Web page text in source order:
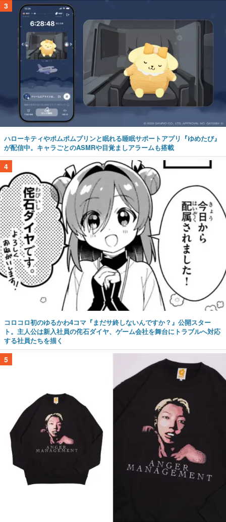
3
ハローキティやポムポムプリンと眠れる睡眠サポートアプリ『ゆめたび』
が配信中。キャラごとのASMRや目覚ましアラームも搭載
4
コロコロ初のゆるかわ4コマ『まだサ終しないんですか？』公開スター
ト。主人公は新入社員の侘石ダイヤ、ゲーム会社を舞台にトラブルへ対応
する社員たちを描く
5